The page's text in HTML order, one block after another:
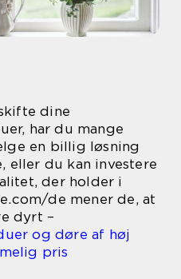
dine
har du mange
en billig løsning
eller du kan investere
der holder i
de mener de, at
dyrt –
og døre af høj
pris